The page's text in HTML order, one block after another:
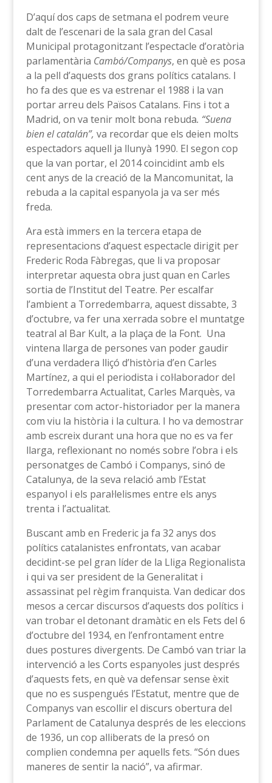
D’aquí dos caps de setmana el podrem veure
dalt de l’escenari de la sala gran del Casal
Municipal protagonitzant l’espectacle d’oratòria
parlamentària Cambó/Companys, en què es posa
a la pell d’aquests dos grans polítics catalans. I
ho fa des que es va estrenar el 1988 i la van
portar arreu dels Països Catalans. Fins i tot a
Madrid, on va tenir molt bona rebuda. “Suena
bien el catalán”, va recordar que els deien molts
espectadors aquell ja llunyà 1990. El segon cop
que la van portar, el 2014 coincidint amb els
cent anys de la creació de la Mancomunitat, la
rebuda a la capital espanyola ja va ser més
freda.
Ara està immers en la tercera etapa de
representacions d’aquest espectacle dirigit per
Frederic Roda Fàbregas, que li va proposar
interpretar aquesta obra just quan en Carles
sortia de l’Institut del Teatre. Per escalfar
l’ambient a Torredembarra, aquest dissabte, 3
d’octubre, va fer una xerrada sobre el muntatge
teatral al Bar Kult, a la plaça de la Font. Una
vintena llarga de persones van poder gaudir
d’una verdadera lliçó d’història d’en Carles
Martínez, a qui el periodista i col·laborador del
Torredembarra Actualitat, Carles Marquès, va
presentar com actor-historiador per la manera
com viu la història i la cultura. I ho va demostrar
amb escreix durant una hora que no es va fer
llarga, reflexionant no només sobre l’obra i els
personatges de Cambó i Companys, sinó de
Catalunya, de la seva relació amb l’Estat
espanyol i els paral·lelismes entre els anys
trenta i l’actualitat.
Buscant amb en Frederic ja fa 32 anys dos
polítics catalanistes enfrontats, van acabar
decidint-se pel gran líder de la Lliga Regionalista
i qui va ser president de la Generalitat i
assassinat pel règim franquista. Van dedicar dos
mesos a cercar discursos d’aquests dos polítics i
van trobar el detonant dramàtic en els Fets del 6
d’octubre del 1934, en l’enfrontament entre
dues postures divergents. De Cambó van triar la
intervenció a les Corts espanyoles just després
d’aquests fets, en què va defensar sense èxit
que no es suspengués l’Estatut, mentre que de
Companys van escollir el discurs obertura del
Parlament de Catalunya després de les eleccions
de 1936, un cop alliberats de la presó on
complien condemna per aquells fets. “Són dues
maneres de sentir la nació”, va afirmar.